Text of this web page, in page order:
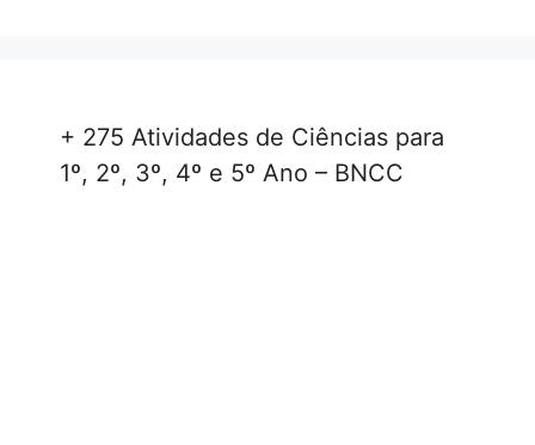
+ 275 Atividades de Ciências para
1º, 2º, 3º, 4º e 5º Ano – BNCC